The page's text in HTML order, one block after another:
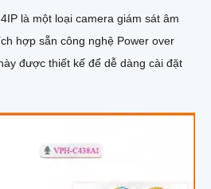
là một loại camera giám sát âm
hợp sẵn công nghệ Power over